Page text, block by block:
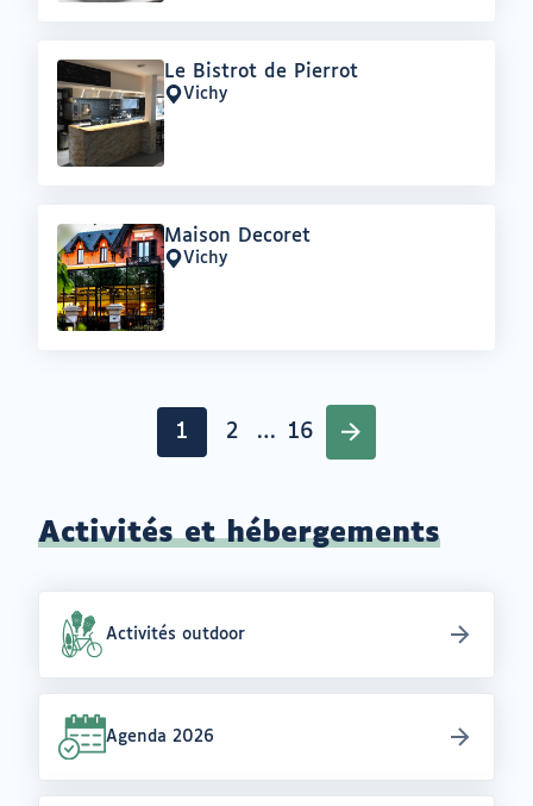
Offre
:
Le Bistrot de Pierrot
Lieu
:
Vichy
Offre
:
Maison Decoret
Lieu
:
Vichy
Page
1 Page
2 … Page
16
Activités et hébergements
Activités outdoor
Agenda 2026